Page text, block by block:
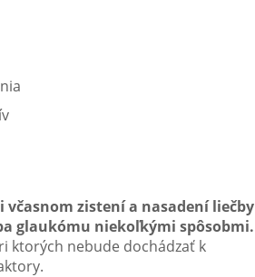
zistení a nasadení liečby
glaukómu niekoľkými spôsobmi.
ktorých nebude dochádzať k